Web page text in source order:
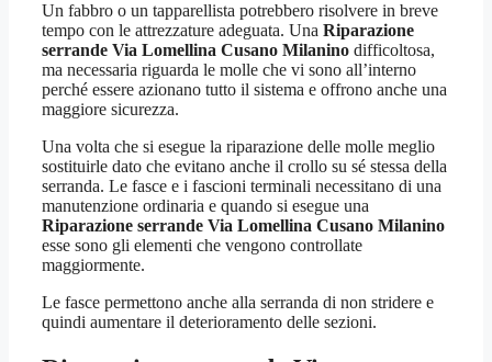
Un fabbro o un tapparellista potrebbero risolvere in breve
tempo con le attrezzature adeguata. Una Riparazione
serrande Via Lomellina Cusano Milanino difficoltosa,
ma necessaria riguarda le molle che vi sono all’interno
perché essere azionano tutto il sistema e offrono anche una
maggiore sicurezza.
Una volta che si esegue la riparazione delle molle meglio
sostituirle dato che evitano anche il crollo su sé stessa della
serranda. Le fasce e i fascioni terminali necessitano di una
manutenzione ordinaria e quando si esegue una
Riparazione serrande Via Lomellina Cusano Milanino
esse sono gli elementi che vengono controllate
maggiormente.
Le fasce permettono anche alla serranda di non stridere e
quindi aumentare il deterioramento delle sezioni.